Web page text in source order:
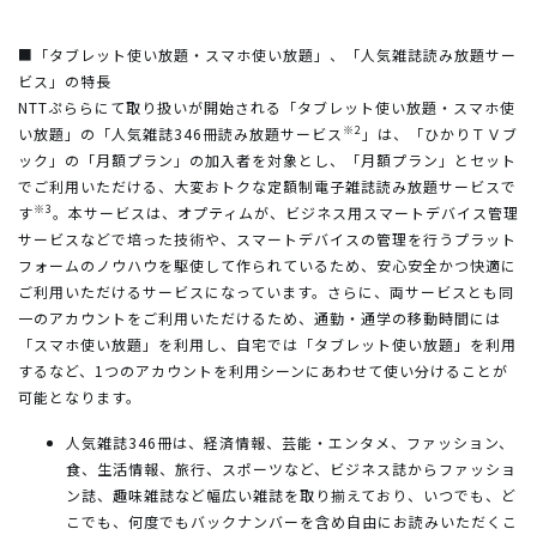
■「タブレット使い放題・スマホ使い放題」、「人気雑誌読み放題サー
ビス」の特長
NTTぷららにて取り扱いが開始される「タブレット使い放題・スマホ使
い放題」の「人気雑誌346冊読み放題サービス ※2 」は、「ひかりＴＶブ
ック」の「月額プラン」の加入者を対象とし、「月額プラン」とセット
でご利用いただける、大変おトクな定額制電子雑誌読み放題サービスで
す※3。本サービスは、オプティムが、ビジネス用スマートデバイス管理
サービスなどで培った技術や、スマートデバイスの管理を行うプラット
フォームのノウハウを駆使して作られているため、安心安全かつ快適に
ご利用いただけるサービスになっています。さらに、両サービスとも同
一のアカウントをご利用いただけるため、通勤・通学の移動時間には
「スマホ使い放題」を利用し、自宅では「タブレット使い放題」を利用
するなど、1つのアカウントを利用シーンにあわせて使い分けることが
可能となります。
人気雑誌346冊は、経済情報、芸能・エンタメ、ファッション、
食、生活情報、旅行、スポーツなど、ビジネス誌からファッショ
ン誌、趣味雑誌など幅広い雑誌を取り揃えており、いつでも、ど
こでも、何度でもバックナンバーを含め自由にお読みいただくこ